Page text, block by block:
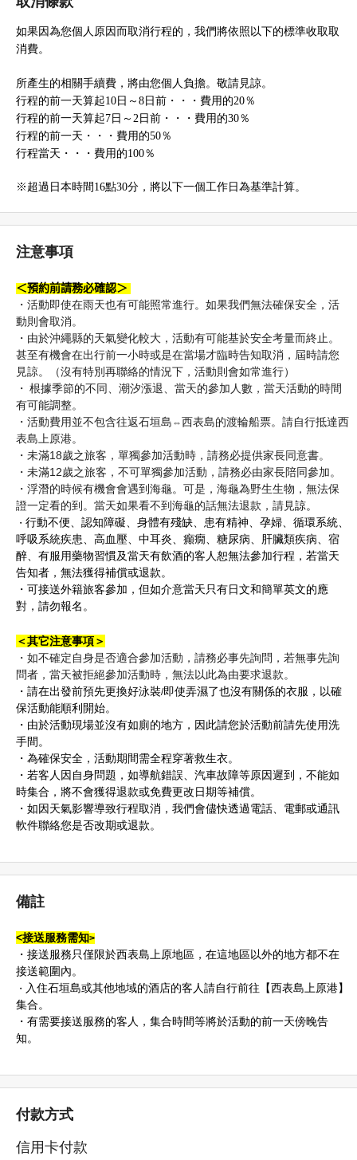
如果因為您個人原因而取消行程的，我們將依照以下的標準收取取
消費。
所產生的相關手續費，將由您個人負擔。敬請見諒。
行程的前一天算起10日～8日前・・・費用的20％
行程的前一天算起7日～2日前・・・費用的30％
行程的前一天・・・費用的50％
行程當天・・・費用的100％
※超過日本時間16點30分，將以下一個工作日為基準計算。
注意事項
＜預約前請務必確認＞
・活動即使在雨天也有可能照常進行。如果我們無法確保安全，活
動則會取消。
・由於沖繩縣的天氣變化較大，活動有可能基於安全考量而終止。
甚至有機會在出行前一小時或是在當場才臨時告知取消，屆時請您
見諒。（沒有特別再聯絡的情況下，活動則會如常進行）
・ 根據季節的不同、潮汐漲退、當天的參加人數，當天活動的時間
有可能調整。
・活動費用並不包含往返石垣島 ⇔西表島的渡輪船票。請自行抵達西
表島上原港。
・未滿18歲之旅客，單獨參加活動時，請務必提供家長同意書。
・未滿12歲之旅客，不可單獨參加活動，請務必由家長陪同參加。
・浮潛的時候有機會會遇到海龜。可是，海龜為野生生物，無法保
證一定看的到。當天如果看不到海龜的話無法退款，請見諒。
・ 行動不便、認知障礙、身體有殘缺、患有精神、孕婦、循環系統、
呼吸系統疾患、高血壓、中耳炎、癲癇、糖尿病、肝臟類疾病、宿
醉、有服用藥物習慣及當天有飲酒的客人恕無法參加行程，若當天
告知者，無法獲得補償或退款。
・可接送外籍旅客參加，但如介意當天只有日文和簡單英文的應
對，請勿報名。
＜其它注意事項＞
・如不確定自身是否適合參加活動，請務必事先詢問，若無事先詢
問者，當天被拒絕參加活動時，無法以此為由要求退款。
・請在出發前預先更換好泳裝/即使弄濕了也沒有關係的衣服，以確
保活動能順利開始。
・由於活動現場並沒有如廁的地方，因此請您於活動前請先使用洗
手間。
・為確保安全，活動期間需全程穿著救生衣。
・若客人因自身問題，如導航錯誤、汽車故障等原因遲到，不能如
時集合，將不會獲得退款或免費更改日期等補償。
・如因天氣影響導致行程取消，我們會儘快透過電話、電郵或通訊
軟件聯絡您是否改期或退款。
備註
<接送服務需知>
・接送服務只僅限於西表島上原地區，在這地區以外的地方都不在
接送範圍內。
・ 入住石垣島或其他地域的酒店的客人請自行前往【西表島上原港】
集合。
・有需要接送服務的客人，集合時間等將於活動的前一天傍晚告
知。
付款方式
信用卡付款